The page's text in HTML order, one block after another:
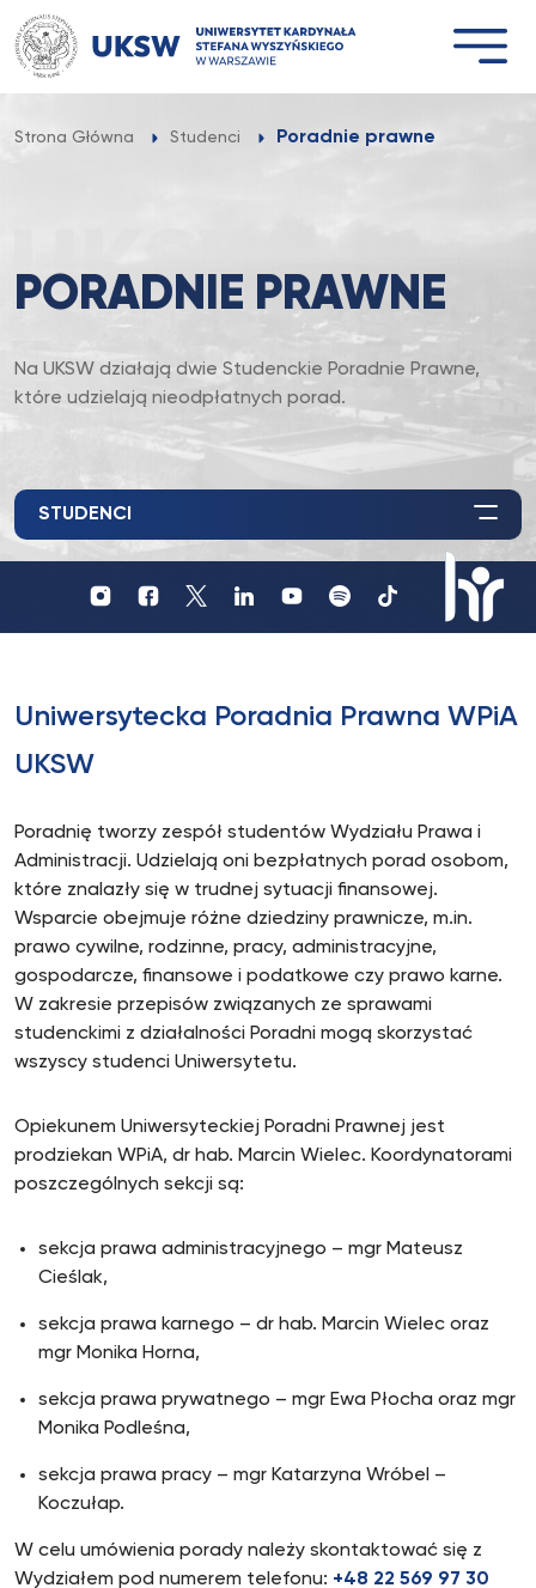
Przejdź
do
treści
Strona Główna Studenci Poradnie prawne
PORADNIE PRAWNE
Na UKSW działają dwie Studenckie Poradnie Prawne,
które udzielają nieodpłatnych porad.
Profil
UKSW
Profil
UKSW
Profil
Profil
UKSW
YouTube
UKSW
UKSW
TikTok
research
STUDENCI
Uniwersytecka Poradnia Prawna WPiA
UKSW
Poradnię tworzy zespół studentów Wydziału Prawa i
Administracji. Udzielają oni bezpłatnych porad osobom,
które znalazły się w trudnej sytuacji finansowej.
Wsparcie obejmuje różne dziedziny prawnicze, m.in.
prawo cywilne, rodzinne, pracy, administracyjne,
gospodarcze, finansowe i podatkowe czy prawo karne.
W zakresie przepisów związanych ze sprawami
studenckimi z działalności Poradni mogą skorzystać
wszyscy studenci Uniwersytetu.
Opiekunem Uniwersyteckiej Poradni Prawnej jest
prodziekan WPiA, dr hab. Marcin Wielec. Koordynatorami
poszczególnych sekcji są:
sekcja prawa administracyjnego – mgr Mateusz
Cieślak,
sekcja prawa karnego – dr hab. Marcin Wielec oraz
mgr Monika Horna,
sekcja prawa prywatnego – mgr Ewa Płocha oraz mgr
Monika Podleśna,
sekcja prawa pracy – mgr Katarzyna Wróbel –
Koczułap.
W celu umówienia porady należy skontaktować się z
Wydziałem pod numerem telefonu: +48 22 569 97 30